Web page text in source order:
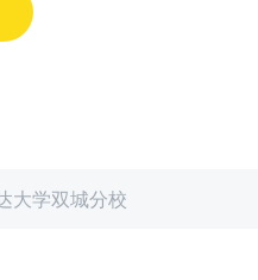
大学双城分校